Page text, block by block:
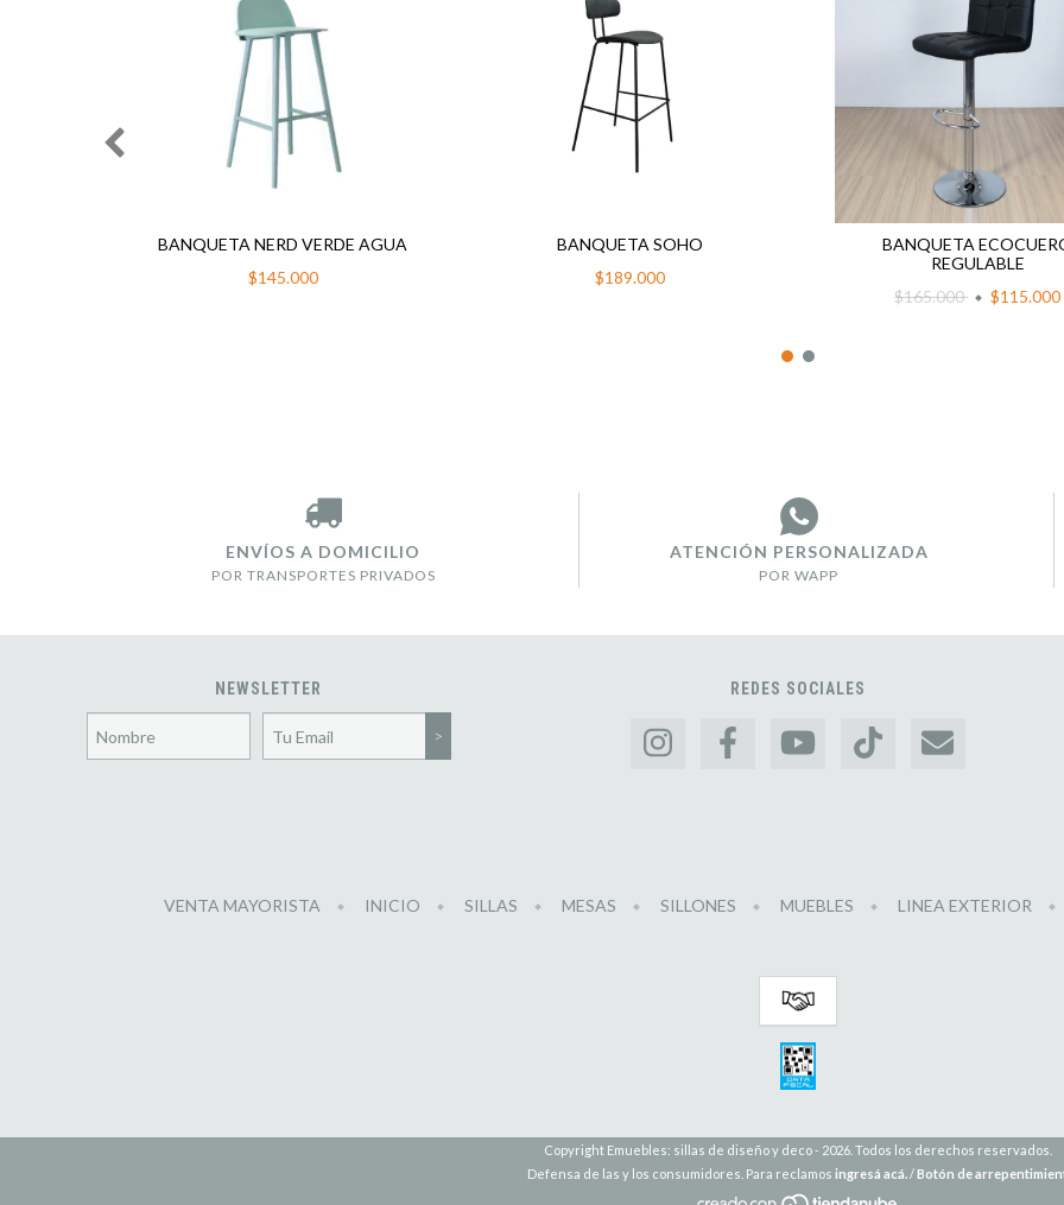
BANQUETA NERD VERDE AGUA
$145.000
BANQUETA SOHO
$189.000
BANQUETA
REGULABLE
$165.000
$115.000
ENVÍOS A DOMICILIO
POR TRANSPORTES PRIVADOS
ATENCIÓN PERSONALIZADA
POR WAPP
NEWSLETTER REDES SOCIALES
VENTA MAYORISTA INICIO SILLAS MESAS SILLONES MUEBLES LINEA EXTERIOR
Copyright Emuebles: sillas de diseño y deco - 2026. Todos los derechos reservados.
Defensa de las y los consumidores. Para reclamos ingresá acá./Botón de